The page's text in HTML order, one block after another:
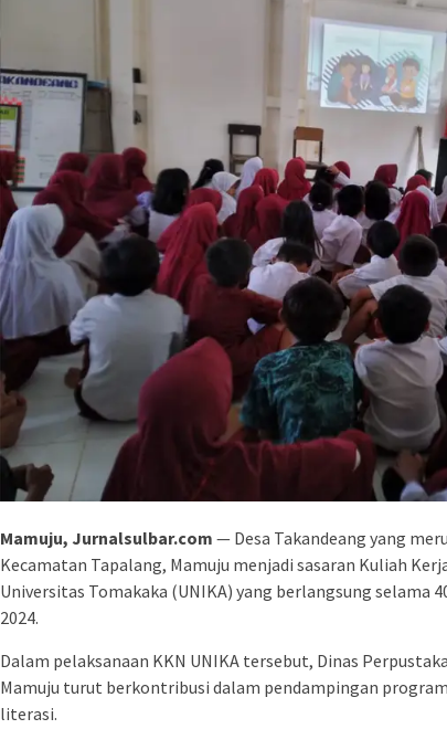
Mamuju, Jurnalsulbar.com — Desa Takandeang yang
Kecamatan Tapalang, Mamuju menjadi sasaran Kuliah
Universitas Tomakaka (UNIKA) yang berlangsung selama
2024.
Dalam pelaksanaan KKN UNIKA tersebut, Dinas
Mamuju turut berkontribusi dalam pendampingan
literasi.